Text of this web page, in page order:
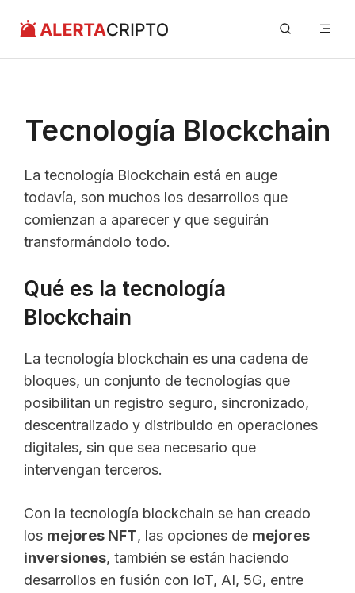
contenido
Tecnología Blockchain
La tecnología Blockchain está en auge
todavía, son muchos los desarrollos que
comienzan a aparecer y que seguirán
transformándolo todo.
Qué es la tecnología
Blockchain
La tecnología blockchain es una cadena de
bloques, un conjunto de tecnologías que
posibilitan un registro seguro, sincronizado,
descentralizado y distribuido en operaciones
digitales, sin que sea necesario que
intervengan terceros.
Con la tecnología blockchain se han creado
los mejores NFT, las opciones de mejores
inversiones, también se están haciendo
desarrollos en fusión con IoT, AI, 5G, entre